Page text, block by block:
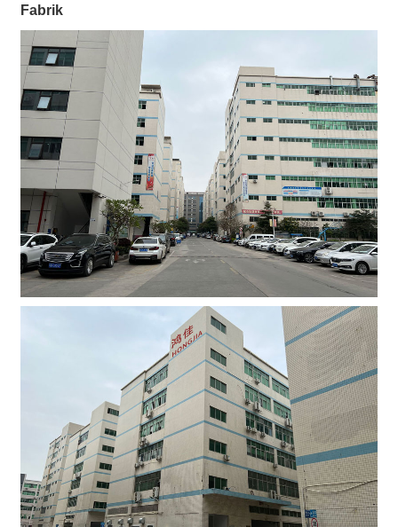
Fabrik